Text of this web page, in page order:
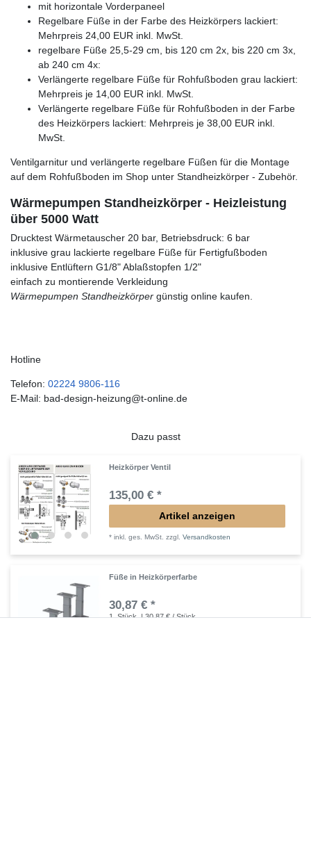
mit horizontale Vorderpaneel
Regelbare Füße in der Farbe des Heizkörpers lackiert:
Mehrpreis 24,00 EUR inkl. MwSt.
regelbare Füße 25,5-29 cm, bis 120 cm 2x, bis 220 cm 3x,
ab 240 cm 4x:
Verlängerte regelbare Füße für Rohfußboden grau lackiert:
Mehrpreis je 14,00 EUR inkl. MwSt.
Verlängerte regelbare Füße für Rohfußboden in der Farbe
des Heizkörpers lackiert: Mehrpreis je 38,00 EUR inkl.
MwSt.
Ventilgarnitur und verlängerte regelbare Füßen für die Montage
auf dem Rohfußboden im Shop unter Standheizkörper - Zubehör.
Wärmepumpen Standheizkörper - Heizleistung
über 5000 Watt
Drucktest Wärmetauscher 20 bar, Betriebsdruck: 6 bar
inklusive grau lackierte regelbare Füße für Fertigfußboden
inklusive Entlüftern G1/8" Ablaßstopfen 1/2"
einfach zu montierende Verkleidung
Wärmepumpen Standheizkörper günstig online kaufen.
Hotline
Telefon: 02224 9806-116
E-Mail: bad-design-heizung@t-online.de
Dazu passt
Heizkörper Ventil
135,00 € *
Artikel anzeigen
*inkl. ges. MwSt. zzgl.Versandkosten
Füße in Heizkörperfarbe
30,87 € *
1 Stück | 30,87 € / Stück